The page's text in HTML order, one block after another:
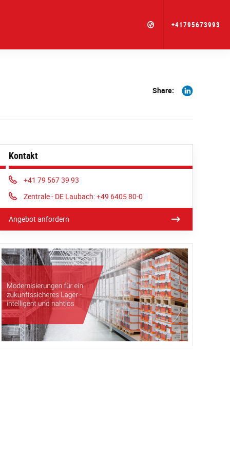
+41795673993
Share:
Share
Kontakt
Phone:
+41 79 567 39 93
Phone:
Zentrale - DE Laubach: +49 6405 80-0
Angebot anfordern